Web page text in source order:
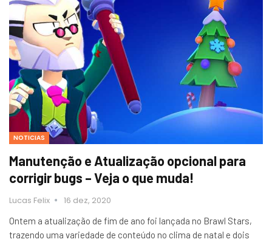
NOTICIAS
Manutenção e Atualização opcional para
corrigir bugs – Veja o que muda!
Lucas Felix 16 dez, 2020
Ontem a atualização de fim de ano foi lançada no Brawl Stars,
trazendo uma variedade de conteúdo no clima de natal e dois